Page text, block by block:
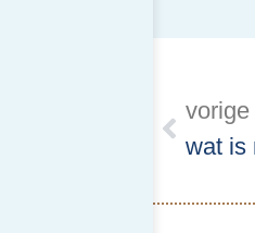
vorige
wat is